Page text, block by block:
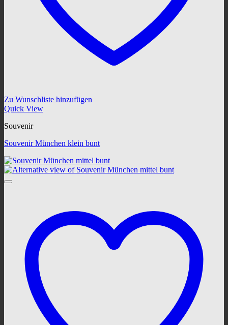
Zu Wunschliste hinzufügen
Quick View
Souvenir
Souvenir München klein bunt